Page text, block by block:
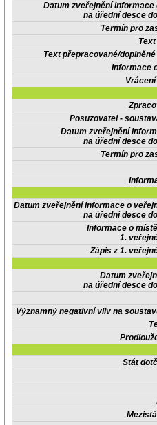
Datum zveřejnění informace
na úřední desce
Termín pro
Text přepracované/
Informace
Posuzovatel -
Datum zveřejnění
na úřední desce
Termín pro
Datum zveřejnění informace o
na úřední desce
Informace o
1.
Zápis z 1.
Datum
na úřední desce
Významný negativní vliv na
Stát